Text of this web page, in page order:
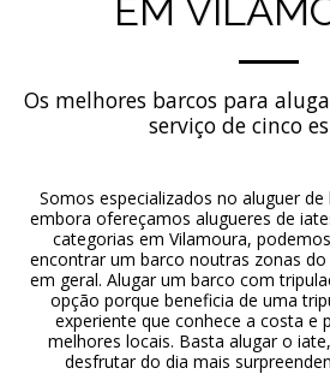
EM
Os melhores barcos para
serviço de cinco
Somos especializados no aluguer
embora ofereçamos alugueres de
categorias em Vilamoura,
encontrar um barco noutras zonas
em geral. Alugar um barco com
opção porque beneficia de uma
experiente que conhece a costa e
melhores locais. Basta alugar o
desfrutar do dia mais